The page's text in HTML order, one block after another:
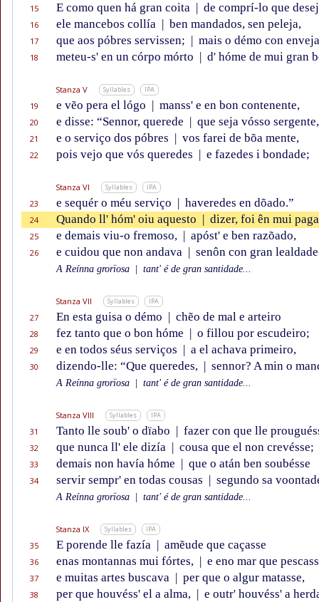
15 E como quen há gran coita | de comprí-lo que
16 ele mancebos collía | ben mandados, sen peleja,
17 que aos póbres servissen; | mais o démo con enveja
18 meteu-s' en un córpo mórto | d' hóme de mui gran
Stanza V Syllables IPA
19 e vẽo pera el lógo | manss' e en bon contenente,
20 e disse: “Sennor, querede | que seja vósso sergente,
21 e o serviço dos póbres | vos farei de bõa mente,
22 pois vejo que vós queredes | e fazedes i bondade;
Stanza VI Syllables IPA
23 e sequér o méu serviço | haveredes en dõado.”
24 Quando ll' hóm' oiu aquesto | dizer, foi ên mui
25 e demais viu-o fremoso, | apóst' e ben razõado,
26 e cuidou que non andava | senôn con gran
A Reínna grorïosa tant' é de gran santidade...
Stanza VII Syllables IPA
27 En esta guisa o démo | chẽo de mal e arteiro
28 fez tanto que o bon hóme | o fillou por escudeiro;
29 e en todos séus serviços | a el achava primeiro,
30 dizendo-lle: “Que queredes, | sennor? A min o
A Reínna grorïosa tant' é de gran santidade...
Stanza VIII Syllables IPA
31 Tanto lle soub' o dïabo | fazer con que lle
32 que nunca ll' ele dizía | cousa que el non crevésse;
33 demais non havía hóme | que o atán ben soubésse
34 servir sempr' en todas cousas | segundo sa
A Reínna grorïosa tant' é de gran santidade...
Stanza IX Syllables IPA
35 E porende lle fazía | amẽude que caçasse
36 enas montannas mui fórtes, | e eno mar que
37 e muitas artes buscava | per que o algur matasse,
38 per que houvéss' el a alma, | e outr' houvéss' a